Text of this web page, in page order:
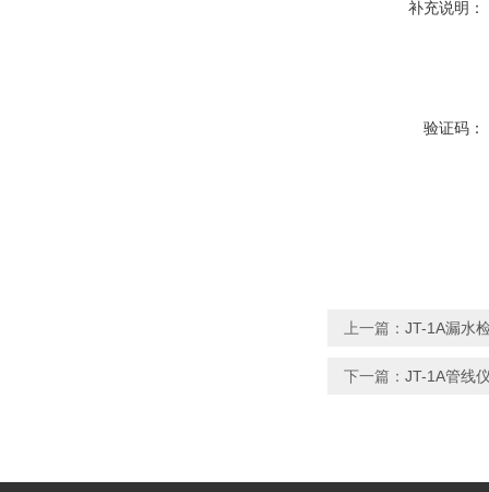
补充说明：
验证码：
上一篇： JT-1A漏水
下一篇： JT-1A管线